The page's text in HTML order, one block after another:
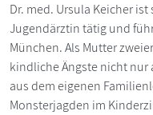
Dr. med. Ursula Keicher
Jugendärztin tätig und
München. Als Mutter
kindliche Ängste nicht nur
aus dem eigenen
Monsterjagden im